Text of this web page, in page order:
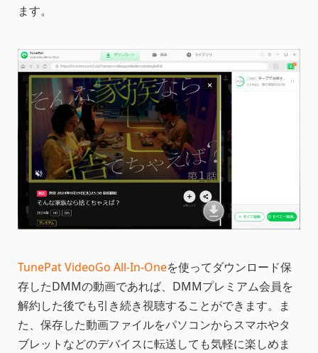
ます。
TunePat VideoGo All-In-Oneを使ってダウンロード保
存したDMMの動画であれば、DMMプレミアム会員を
解約した後でも引き続き視聴することができます。ま
た、保存した動画ファイルをパソコンからスマホやタ
ブレットなどのデバイスに転送しても気軽に楽しめま